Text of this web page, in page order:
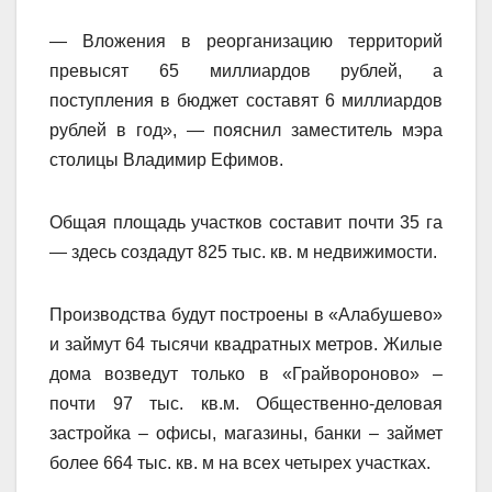
— Вложения в реорганизацию территорий
превысят 65 миллиардов рублей, а
поступления в бюджет составят 6 миллиардов
рублей в год», — пояснил заместитель мэра
столицы Владимир Ефимов.
Общая площадь участков составит почти 35 га
— здесь создадут 825 тыс. кв. м недвижимости.
Производства будут построены в «Алабушево»
и займут 64 тысячи квадратных метров. Жилые
дома возведут только в «Грайвороново» –
почти 97 тыс. кв.м. Общественно-деловая
застройка – офисы, магазины, банки – займет
более 664 тыс. кв. м на всех четырех участках.